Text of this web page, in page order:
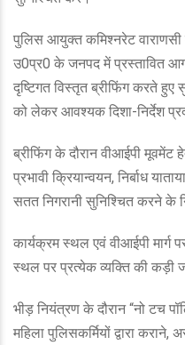
पुलिस आयुक्त कमिश्नरेट वाराणसी
उ0प्र0 के जनपद में प्रस्तावित
दृष्टिगत विस्तृत ब्रीफिंग करते हुए
को लेकर आवश्यक दिशा-निर्देश
ब्रीफिंग के दौरान वीआईपी मूवमेंट
प्रभावी क्रियान्वयन, निर्बाध
सतत निगरानी सुनिश्चित करने के
कार्यक्रम स्थल एवं वीआईपी मार्ग
स्थल पर प्रत्येक व्यक्ति की कड़ी
भीड़ नियंत्रण के दौरान “नो टच
महिला पुलिसकर्मियों द्वारा कराने,